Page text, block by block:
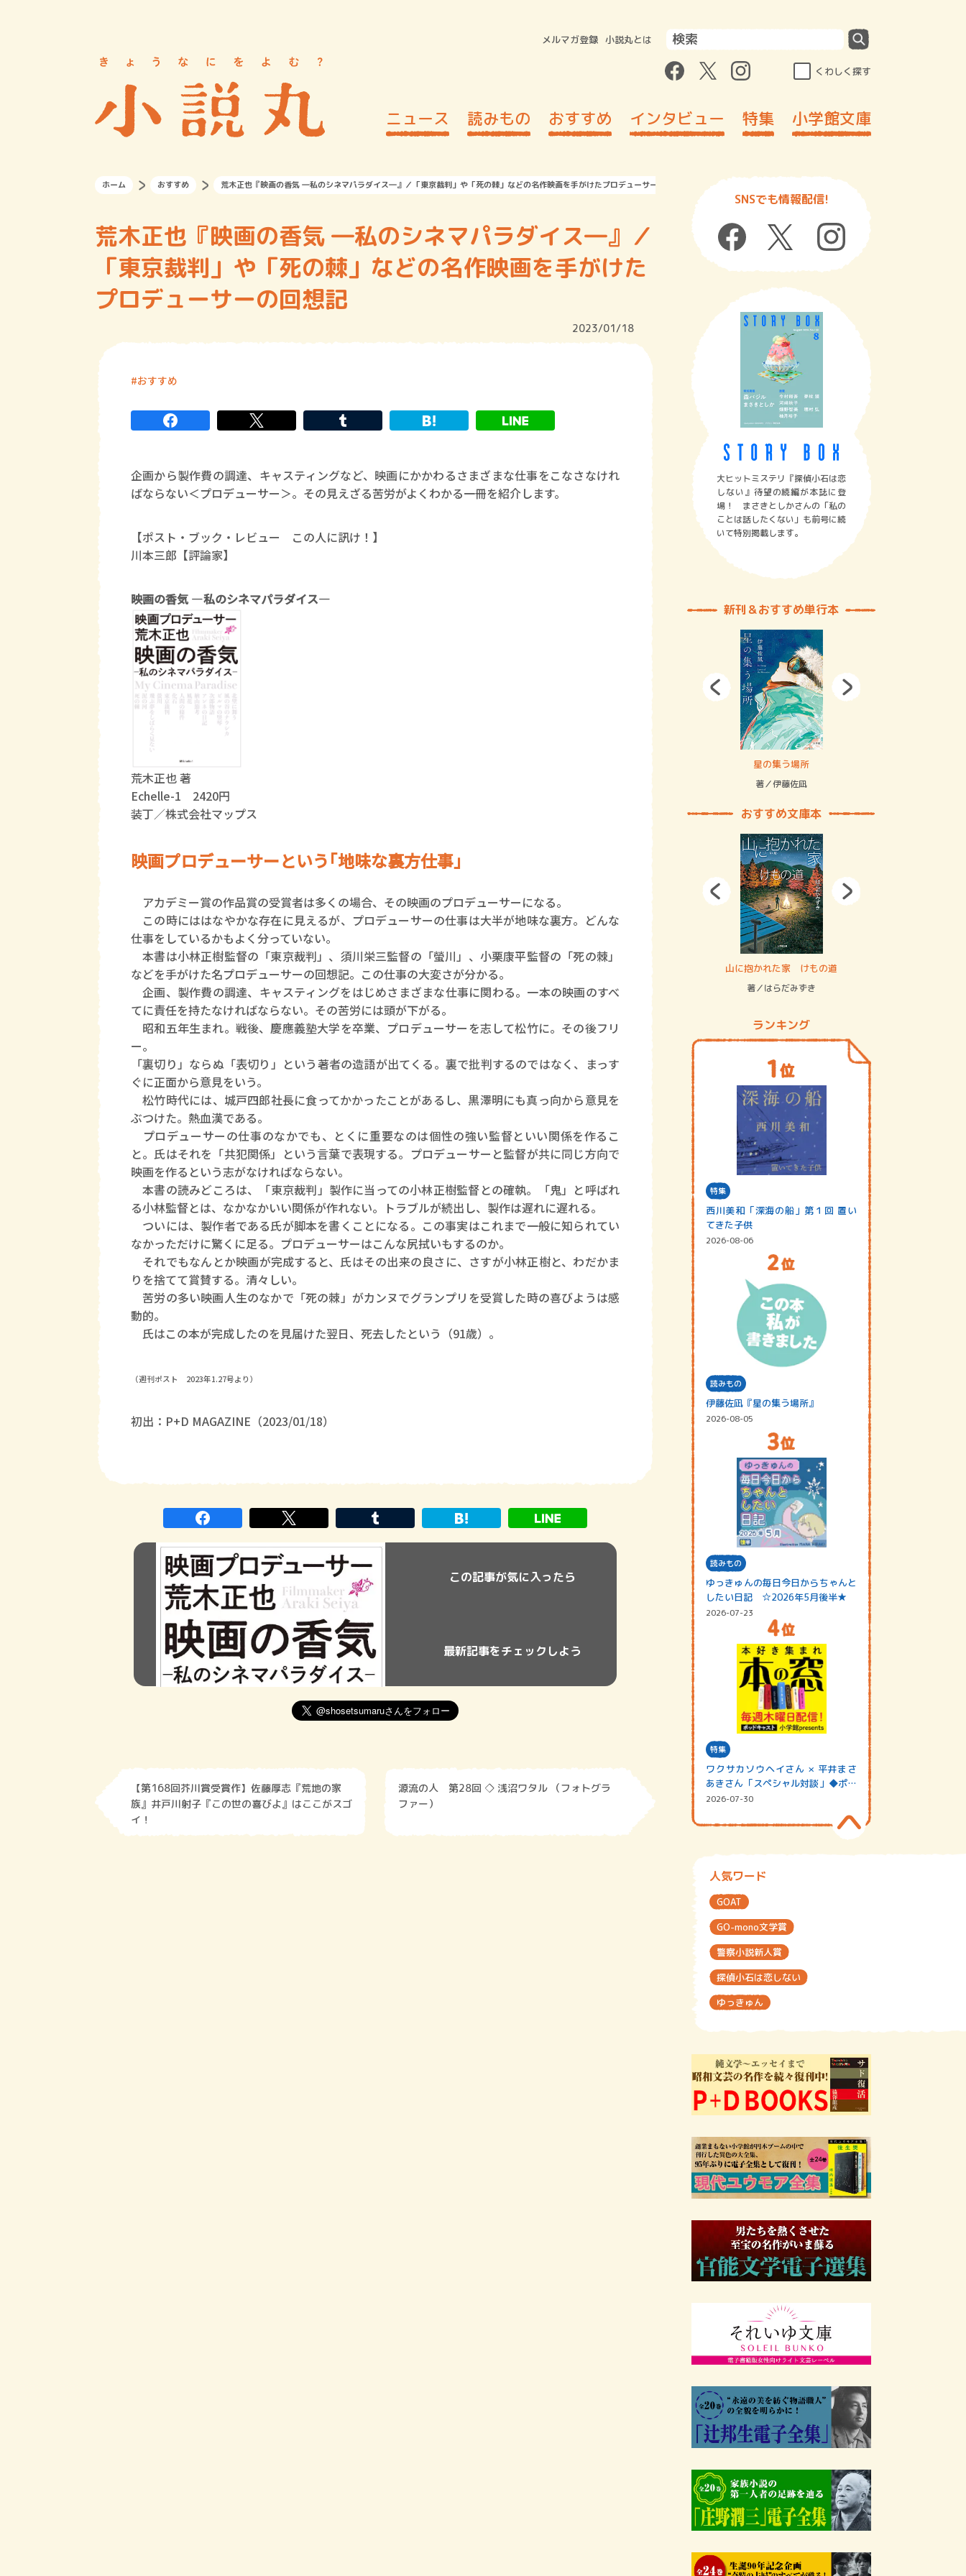
メルマガ登録 小説丸とは
くわしく探す
ニュース 読みもの おすすめ インタビュー 特集 小学館文庫
ホーム おすすめ 荒木正也『映画の香気 ―私のシネマパラダイス―』／「東京裁判」や「死の棘」などの名作映画を手がけたプロデューサーの回想記
荒木正也『映画の香気 ―私のシネマパラダイス―』／
「東京裁判」や「死の棘」などの名作映画を手がけた
プロデューサーの回想記
2023/01/18
おすすめ
企画から製作費の調達、キャスティングなど、映画にかかわるさまざまな仕事をこなさなけれ
ばならない＜プロデューサー＞。その見えざる苦労がよくわかる一冊を紹介します。
【ポスト・ブック・レビュー この人に訊け！】
川本三郎【評論家】
映画の香気 ―私のシネマパラダイス―
荒木正也 著
Echelle-1 2420円
装丁／株式会社マップス
映画プロデューサーという｢地味な裏方仕事｣
アカデミー賞の作品賞の受賞者は多くの場合、その映画のプロデューサーになる。
この時にははなやかな存在に見えるが、プロデューサーの仕事は大半が地味な裏方。どんな
仕事をしているかもよく分っていない。
本書は小林正樹監督の「東京裁判」、須川栄三監督の「螢川」、小栗康平監督の「死の棘」
などを手がけた名プロデューサーの回想記。この仕事の大変さが分かる。
企画、製作費の調達、キャスティングをはじめさまざまな仕事に関わる。一本の映画のすべ
てに責任を持たなければならない。その苦労には頭が下がる。
昭和五年生まれ。戦後、慶應義塾大学を卒業、プロデューサーを志して松竹に。その後フリ
ー。
「裏切り」ならぬ「表切り」という著者の造語が出てくる。裏で批判するのではなく、まっす
ぐに正面から意見をいう。
松竹時代には、城戸四郎社長に食ってかかったことがあるし、黒澤明にも真っ向から意見を
ぶつけた。熱血漢である。
プロデューサーの仕事のなかでも、とくに重要なのは個性の強い監督といい関係を作るこ
と。氏はそれを「共犯関係」という言葉で表現する。プロデューサーと監督が共に同じ方向で
映画を作るという志がなければならない。
本書の読みどころは、「東京裁判」製作に当っての小林正樹監督との確執。「鬼」と呼ばれ
る小林監督とは、なかなかいい関係が作れない。トラブルが続出し、製作は遅れに遅れる。
ついには、製作者である氏が脚本を書くことになる。この事実はこれまで一般に知られてい
なかっただけに驚くに足る。プロデューサーはこんな尻拭いもするのか。
それでもなんとか映画が完成すると、氏はその出来の良さに、さすが小林正樹と、わだかま
りを捨てて賞賛する。清々しい。
苦労の多い映画人生のなかで「死の棘」がカンヌでグランプリを受賞した時の喜びようは感
動的。
氏はこの本が完成したのを見届けた翌日、死去したという（91歳）。
（週刊ポスト 2023年1.27号より）
初出：P+D MAGAZINE（2023/01/18）
この記事が気に入ったら
最新記事をチェックしよう
【第168回芥川賞受賞作】佐藤厚志『荒地の家
族』井戸川射子『この世の喜びよ』はここがスゴ
イ！
源流の人 第28回 ◇ 浅沼ワタル （フォトグラ
ファー）
SNSでも情報配信!
大ヒットミステリ『探偵小石は恋
しない』待望の続編が本誌に登
場！ まさきとしかさんの「私の
ことは話したくない」も前号に続
いて特別掲載します。
新刊＆おすすめ単行本
賞金稼ぎスリーサム！ 二重拘束の… 星の集う場所
著／伊藤佐凪
おすすめ文庫本
ロボット・イン・ザ・システム
著／デボラ・イン…
山に抱かれた家 けもの道
著／はらだみずき
ランキング
特集
西川美和「深海の船」第１回 置い
てきた子供
2026-08-06
読みもの
伊藤佐凪『星の集う場所』
2026-08-05
読みもの
ゆっきゅんの毎日今日からちゃんと
したい日記 ☆2026年5月後半★
2026-07-23
特集
ワクサカソウヘイさん × 平井まさ
あきさん「スペシャル対談」◆ポッ
ドキャスト…
2026-07-30
人気ワード
GOAT
GO-mono文学賞
警察小説新人賞
探偵小石は恋しない
ゆっきゅん